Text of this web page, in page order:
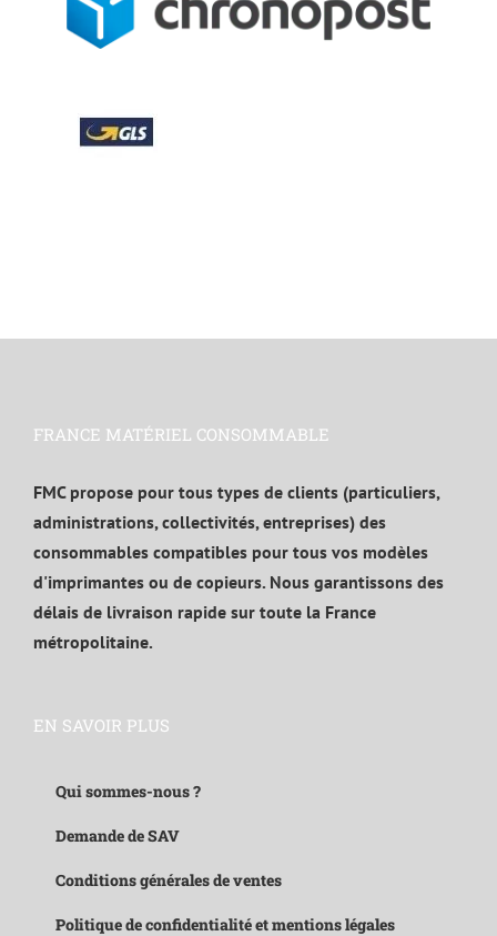
FRANCE MATÉRIEL CONSOMMABLE
FMC propose pour tous types de clients (particuliers,
administrations, collectivités, entreprises) des
consommables compatibles pour tous vos modèles
d'imprimantes ou de copieurs. Nous garantissons des
délais de livraison rapide sur toute la France
métropolitaine.
EN SAVOIR PLUS
Qui sommes-nous ?
Demande de SAV
Conditions générales de ventes
Politique de confidentialité et mentions légales